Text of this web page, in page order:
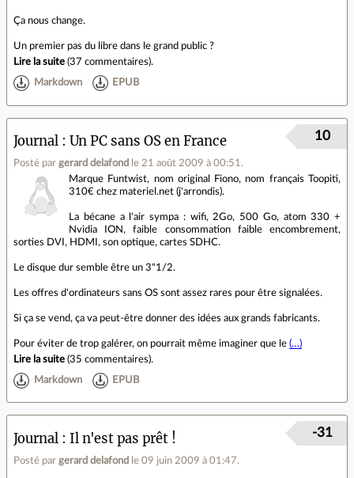
Ça nous change.
Un premier pas du libre dans le grand public ?
Lire la suite (37 commentaires).
Markdown EPUB
Journal Un PC sans OS en France
Posté par gerard delafond le 21 août 2009 à 00:51 .
10
Marque Funtwist, nom original Fiono, nom français Toopiti,
310€ chez materiel.net (j'arrondis).
La bécane a l'air sympa : wifi, 2Go, 500 Go, atom 330 +
Nvidia ION, faible consommation faible encombrement,
sorties DVI, HDMI, son optique, cartes SDHC.
Le disque dur semble être un 3"1/2.
Les offres d'ordinateurs sans OS sont assez rares pour être signalées.
Si ça se vend, ça va peut-être donner des idées aux grands fabricants.
Pour éviter de trop galérer, on pourrait même imaginer que le (…)
Lire la suite (35 commentaires).
Markdown EPUB
Journal Il n'est pas prêt !
Posté par gerard delafond le 09 juin 2009 à 01:47.
-31